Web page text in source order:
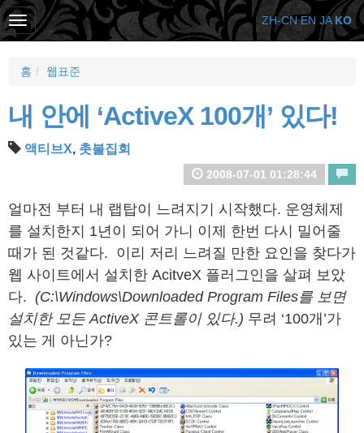
홈 웹표준
내 안에 ‘ActiveX 100개’ 있다!
액티브X, 촛불집회
2008-07-01 01:28:44
얼마전 부터 내 랩탑이 느려지기 시작했다. 운영체제
를 설치한지 1년이 되어 가니 이제 한번 다시 밀어줄
때가 된 것같다. 이리 저리 느려질 만한 요인을 찾다가
웹 사이트에서 설치한 AcitveX 플러그인을 살펴 보았
다. (C:\Windows\Downloaded Program Files를 보면
설치한 모든 ActiveX 콘트롤이 있다.) 무려 ‘100개’가
있는 게 아닌가?
ZH-CN EN JA KO